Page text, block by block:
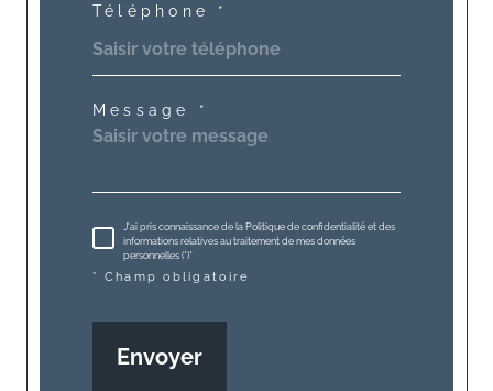
Téléphone *
Message *
J'ai pris connaissance de la Politique de confidentialité et des
informations relatives au traitement de mes données
personnelles (*)*
* Champ obligatoire
Envoyer